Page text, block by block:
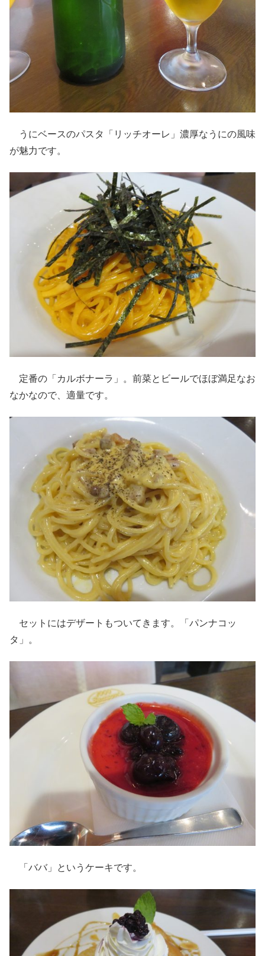
うにベースのパスタ「リッチオーレ」濃厚なうにの風味
が魅力です。
定番の「カルボナーラ」。前菜とビールでほぼ満足なお
なかなので、適量です。
セットにはデザートもついてきます。「パンナコッ
タ」。
「ババ」というケーキです。